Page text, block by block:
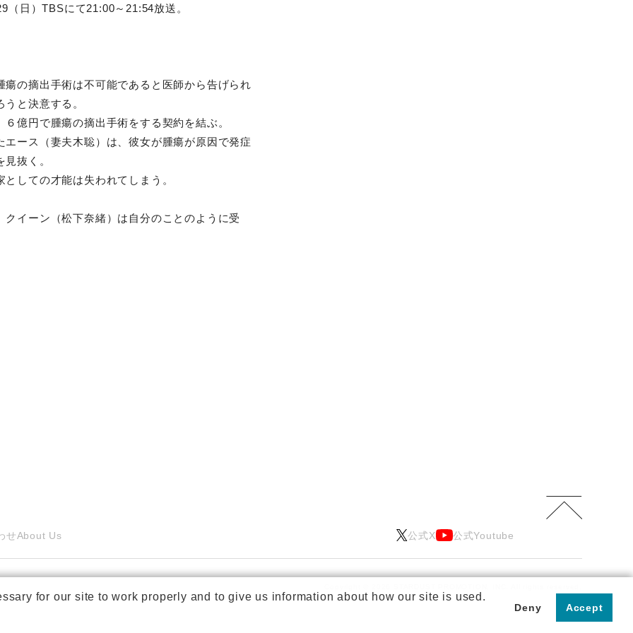
（日）TBSにて21:00～ 21:54放送。
瘍の摘出手術は不可能であ ると医師から告げられ
うと 決意する。
６億円で腫瘍の摘出手術をする契約を結ぶ。
エース（妻夫木聡）は、彼女が腫瘍が原因で発症
見抜 く。
しての才能は失われてし まう。
クイーン（松下奈緒）は自分のことのように受
せAbout Us 公式X 公式Youtube
for our site to work properly and to give us information about how our site is used.
Deny Accept